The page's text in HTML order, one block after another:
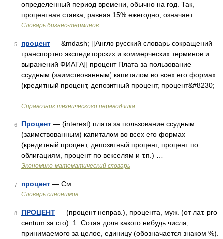
определенный период времени, обычно на год. Так,
процентная ставка, равная 15% ежегодно, означает …
Словарь бизнес-терминов
5 процент — &mdash; [[Англо русский словарь сокращений
транспортно экспедиторских и коммерческих терминов и
выражений ФИАТА]] процент Плата за пользование
ссудным (заимствованным) капиталом во всех его формах
(кредитный процент, депозитный процент, процент&#8230;
Справочник технического переводчика
6 Процент — (interest) плата за пользование ссудным
(заимствованным) капиталом во всех его формах
(кредитный процент, депозитный процент, процент по
облигациям, процент по векселям и т.п.) …
Экономико-математический словарь
7 процент — См …
Словарь синонимов
8 ПРОЦЕНТ — (процент неправ.), процента, муж. (от лат. pro
centum за сто). 1. Сотая доля какого нибудь числа,
принимаемого за целое, единицу (обозначается знаком %).